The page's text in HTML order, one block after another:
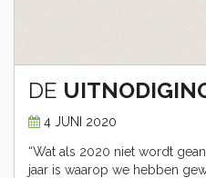
DE
4 JUNI 2020
“Wat als 2020 niet wordt
jaar is waarop we hebben